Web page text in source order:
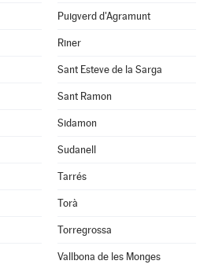
Puigverd d'Agramunt
Riner
Sant Esteve de la Sarga
Sant Ramon
Sidamon
Sudanell
Tarrés
Torà
Torregrossa
Vallbona de les Monges